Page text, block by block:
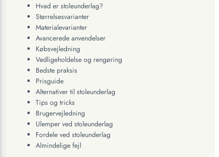
Hvad er stoleunderlag?
Størrelsesvarianter
Materialevarianter
Avancerede anvendelser
Købsvejledning
Vedligeholdelse og rengøring
Bedste praksis
Prisguide
Alternativer til stoleunderlag
Tips og tricks
Brugervejledning
Ulemper ved stoleunderlag
Fordele ved stoleunderlag
Almindelige fejl